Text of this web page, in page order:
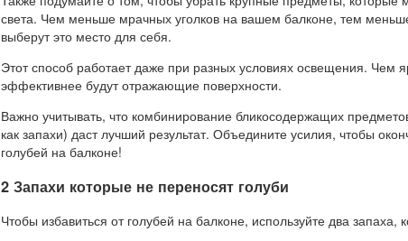
света. Чем меньше мрачных уголков на вашем балконе, тем
выберут это место для себя.
Этот способ работает даже при разных условиях освещения. Чем
эффективнее будут отражающие поверхности.
Важно учитывать, что комбинирование бликосодержащих
как запахи) даст лучший результат. Объедините усилия, чтобы
голубей на балконе!
2 Запахи которые не переносят голуби
Чтобы избавиться от голубей на балконе, используйте два запаха,